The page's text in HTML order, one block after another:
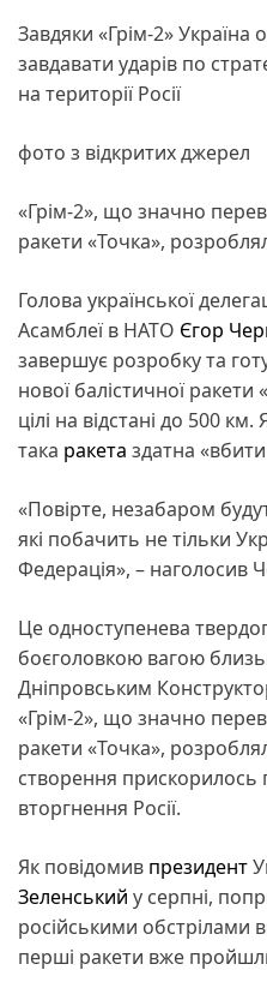
Завдяки «Грім-2» Україна
завдавати ударів по
на території Росії
фото з відкритих джерел
«Грім-2», що значно
ракети «Точка»,
Голова української
Асамблеї в НАТО Єгор
завершує розробку та
нової балістичної ракети
цілі на відстані до 500 км.
така ракета здатна
«Повірте, незабаром
які побачить не тільки
Федерація», – наголосив
Це одноступенева
боєголовкою вагою
Дніпровським
«Грім-2», що значно
ракети «Точка»,
створення
вторгнення Росії.
Як повідомив президент
Зеленський у серпні,
російськими обстрілами
перші ракети вже